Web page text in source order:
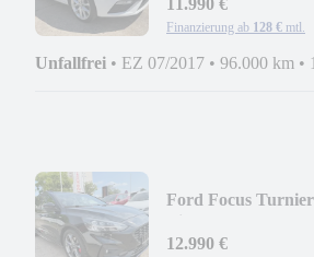
Finanzierung ab 128 € mtl.
Unfallfrei • EZ 07/2017 • 96.000 km •
Ford Focus
12.990 €